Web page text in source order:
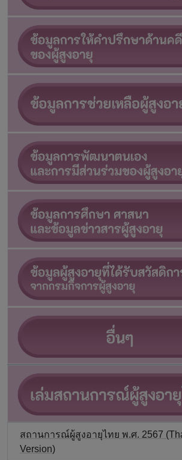
สถานการณ์ผู้สูงอายุไทย พ.ศ. 2567
Version)